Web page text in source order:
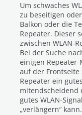
Um schwaches
zu beseitigen
Balkon oder die
Repeater. Dieser
zwischen WLAN-
Bei der Suche
einigen Repeater-
auf der Frontseite
Repeater ein
mitendscheidend
gutes WLAN-
„verlängern“ kann.